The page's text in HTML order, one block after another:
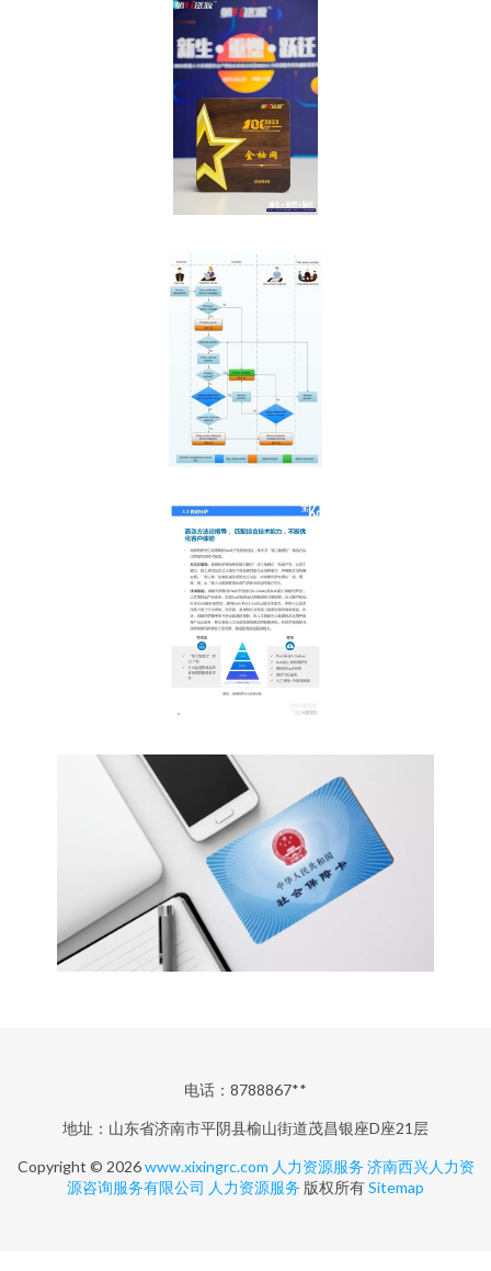
电话：8788867**
地址：山东省济南市平阴县榆山街道茂昌银座D座21层
Copyright © 2026www.xixingrc.com 人力资源服务 济南西兴人力资
源咨询服务有限公司 人力资源服务 版权所有Sitemap